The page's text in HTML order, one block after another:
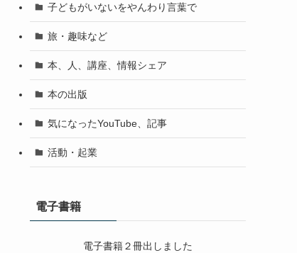
子どもがいないをやんわり言葉で
旅・趣味など
本、人、講座、情報シェア
本の出版
気になったYouTube、記事
活動・起業
電子書籍
電子書籍２冊出しました